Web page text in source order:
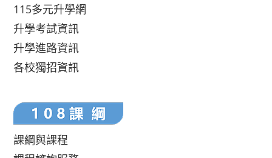
115多元升學網
升學考試資訊
升學進路資訊
各校獨招資訊
課綱與課程